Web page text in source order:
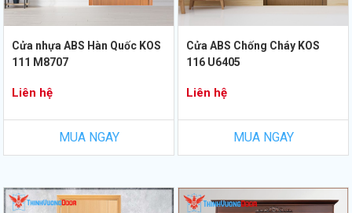
Cửa nhựa ABS Hàn Quốc KOS
111 M8707
Liên hệ
MUA NGAY
Cửa ABS Chống Cháy KOS
116 U6405
Liên hệ
MUA NGAY